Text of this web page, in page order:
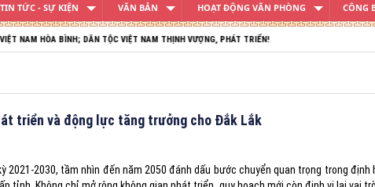
TIN TỨC - SỰ KIỆN VĂN BẢN HOẠT ĐỘNG VĂN PHÒNG CÔNG
VƯỢNG, PHÁT TRIỂN!
triển và động lực tăng trưởng cho Đắk Lắk
2021-2030, tầm nhìn đến năm 2050 đánh dấu bước chuyển quan trọng trong